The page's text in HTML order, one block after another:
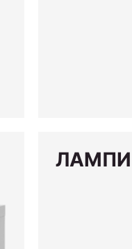
ЛАМПИ